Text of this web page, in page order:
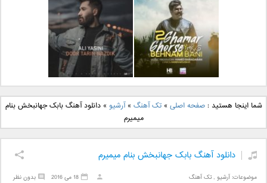
دانلود آهنگ جدید مهدی
یراحی بنام اسرار
دانلود آهنگ جدید فرزاد
فرزین بنام آتیش
دانلود آهنگ جدید بهنام
بانی بنام قرص قمر 2
دانلود آهنگ جدید علی
یاسینی بنام دورترین نزدیک
شما اینجا هستید :صفحه اصلی »تک آهنگ »آرشیو »دانلود آهنگ بابک جهانبخش بنام
میمیرم
دانلود آهنگ بابک جهانبخش بنام میمیرم
موضوعات:آرشیو ,تک آهنگ بدون نظر 18 می 2016